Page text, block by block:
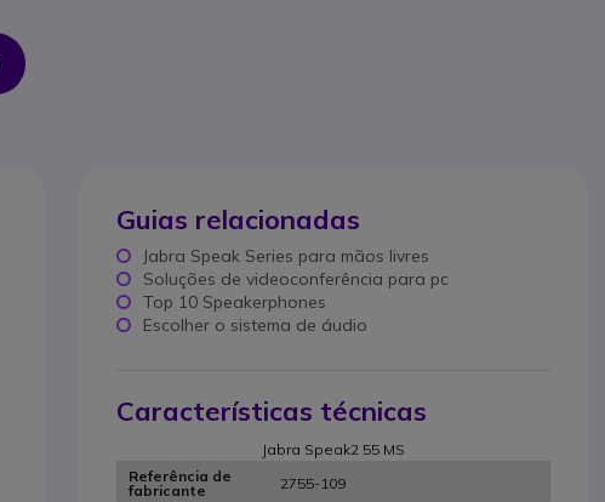
Guias relacionadas
Jabra Speak Series para mãos livres
Soluções de videoconferência para pc
Top 10 Speakerphones
Escolher o sistema de áudio
Características técnicas
Jabra Speak2 55 MS
Referência de
fabricante
2755-109